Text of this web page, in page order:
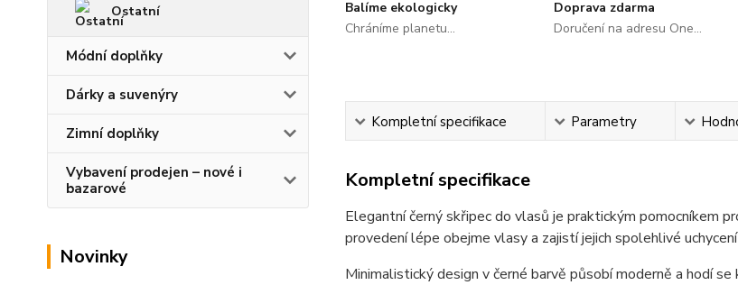
Ostatní
Módní doplňky
Dárky a suvenýry
Zimní doplňky
Vybavení prodejen – nové i
bazarové
Novinky
Balíme ekologicky
Chráníme planetu...
Doprava zdarma
Doručení na adresu One...
Kompletní specifikace Parametry
Kompletní specifikace
Elegantní černý skřipec do vlasů je praktickým pomocníkem
provedení lépe obejme vlasy a zajistí jejich spolehlivé
Minimalistický design v černé barvě působí moderně a hodí